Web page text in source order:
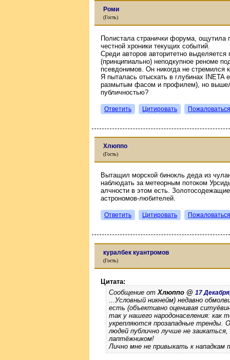
Роми
(Гость)
Полистала странички форума, ощутила
честной хроники текущих событий.
Среди авторов авторитетно
(принципиально) неподкупное реноме
псевдонимов. Он никогда не стремился
Я пыталась отыскать в глубинах
размытым фасом и профилем), но
публичностью?
Ответить Цитировать Пожаловаться
Хлюппо
(Гость)
Вытащил морской бинокль деда из
наблюдать за метеорным потоком
алчности в этом есть.
астрономов-любителей.
Ответить Цитировать Пожаловаться
куралбек куантромов
(Гость)
Цитата:
Сообщение от Хлюппо @ 17
...Условный никнейм) недавно
есть (объективно оценивая
так у нашего народонаселения: как
укрепляются прозападные тренды.
людей публично лучше не
лаптёжником!
Лично мне не привыкать к нападкам